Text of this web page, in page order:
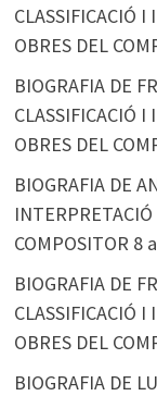
CLASSIFICACIÓ
OBRES DEL
BIOGRAFIA DE
CLASSIFICACIÓ
OBRES DEL
BIOGRAFIA DE
COMPOSITOR 8
BIOGRAFIA DE
CLASSIFICACIÓ
OBRES DEL
BIOGRAFIA DE